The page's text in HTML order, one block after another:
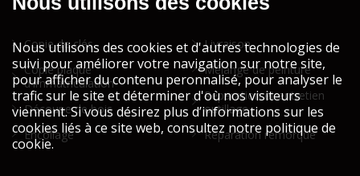
Copie de clés
Copie plaque
d'immatriculation
Découpe de bois
Encollage
Livraison
Mélange de peinture
Réparation et entretien
outillage
Réparation remorque